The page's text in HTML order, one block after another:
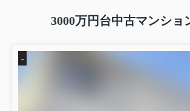
3000万円台中古マンショ
-